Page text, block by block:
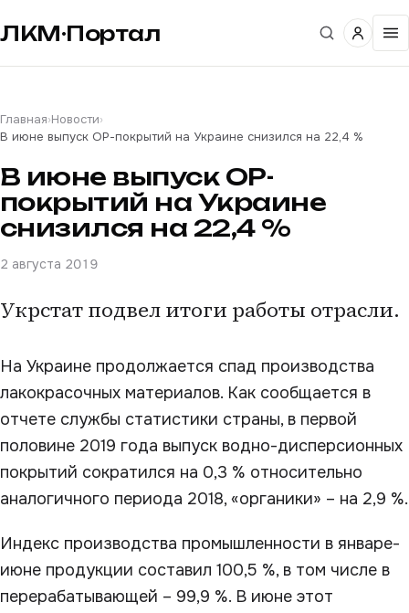
ЛКМ·Портал
Главная›Новости›
В июне выпуск ОР-покрытий на Украине снизился на 22,4 %
В июне выпуск ОР-
покрытий на Украине
снизился на 22,4 %
2 августа 2019
Укрстат подвел итоги работы отрасли.
На Украине продолжается спад производства
лакокрасочных материалов. Как сообщается в
отчете службы статистики страны, в первой
половине 2019 года выпуск водно-дисперсионных
покрытий сократился на 0,3 % относительно
аналогичного периода 2018, «органики» – на 2,9 %.
Индекс производства промышленности в январе-
июне продукции составил 100,5 %, в том числе в
перерабатывающей – 99,9 %. В июне этот